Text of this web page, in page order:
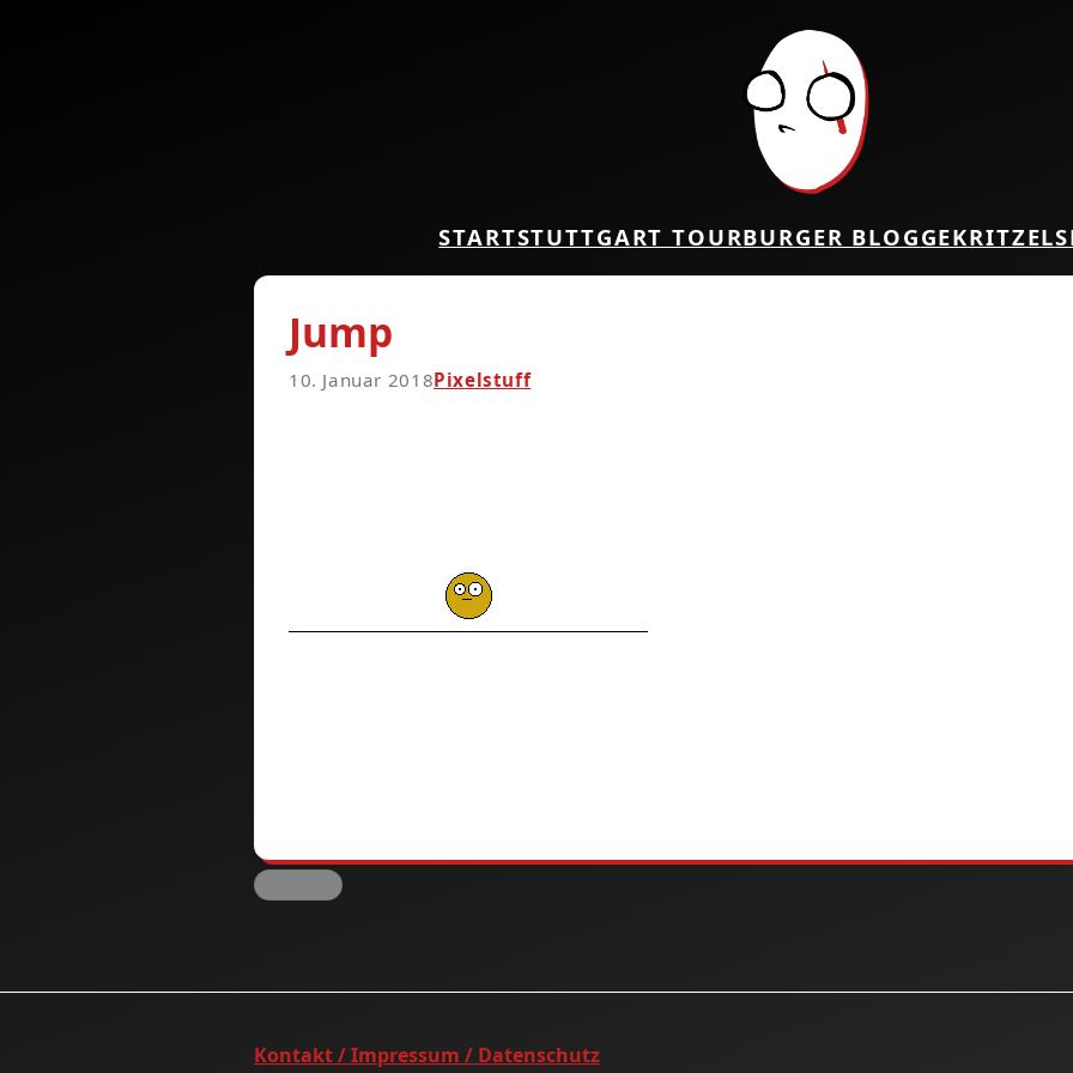
STARTSTUTTGART TOURBURGER BLOGGEKRITZEL
Jump
10. Januar 2018Pixelstuff
Kontakt / Impressum / Datenschutz